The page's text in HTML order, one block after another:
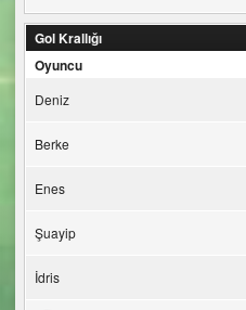
Gol Krallığı
Oyuncu
Deniz
Berke
Enes
Şuayip
İdris